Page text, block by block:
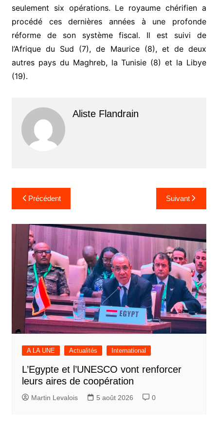
seulement six opérations. Le royaume chérifien a
procédé ces dernières années à une profonde
réforme de son système fiscal. Il est suivi de
l’Afrique du Sud (7), de Maurice (8), et de deux
autres pays du Maghreb, la Tunisie (8) et la Libye
(19).
Aliste Flandrain
Navigation
de
l’article
Précédent Suivant
A LA UNE Actualités International
L’Egypte et l’UNESCO vont renforcer
leurs aires de coopération
Martin Levalois 5 août 2026 0